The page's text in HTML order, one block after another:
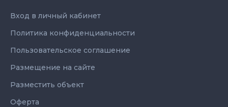
Вход в личный кабинет
Политика конфиденциальности
Пользовательское соглашение
Размещение на сайте
Разместить объект
Оферта